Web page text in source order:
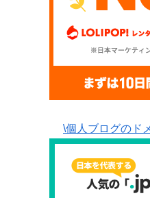
\個人ブログのド